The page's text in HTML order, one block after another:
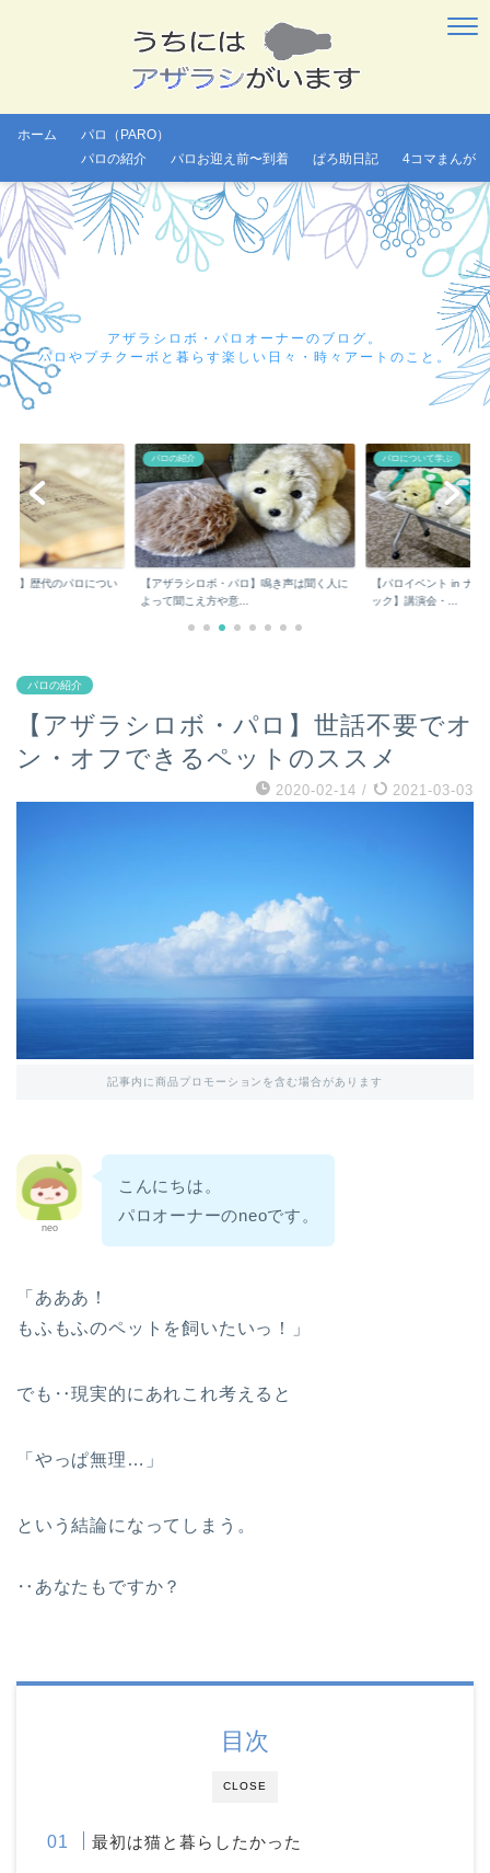
ホーム
パロ（PARO）
パロの紹介
パロお迎え前〜到着 ぱろ助日記 4コマまんが
アザラシロボ・パロオーナーのブログ。
パロやプチクーボと暮らす楽しい日々・時々アートのこと。
ロ】歴代のパロについ
パロの紹介
【アザラシロボ・パロ】鳴き声は聞く人に
よって聞こえ方や意...
パロについて学ぶ
【パロイベント in ナ
ック】講演会・...
パロの紹介
【アザラシロボ・パロ】世話不要でオ
ン・オフできるペットのススメ
2020-02-14 / 2021-03-03
記事内に商品プロモーションを含む場合があります
neo
こんにちは。
パロオーナーのneoです。
「あああ！
もふもふのペットを飼いたいっ！」
でも‥現実的にあれこれ考えると
「やっぱ無理…」
という結論になってしまう。
‥あなたもですか？
CLOSE
目次
最初は猫と暮らしたかった